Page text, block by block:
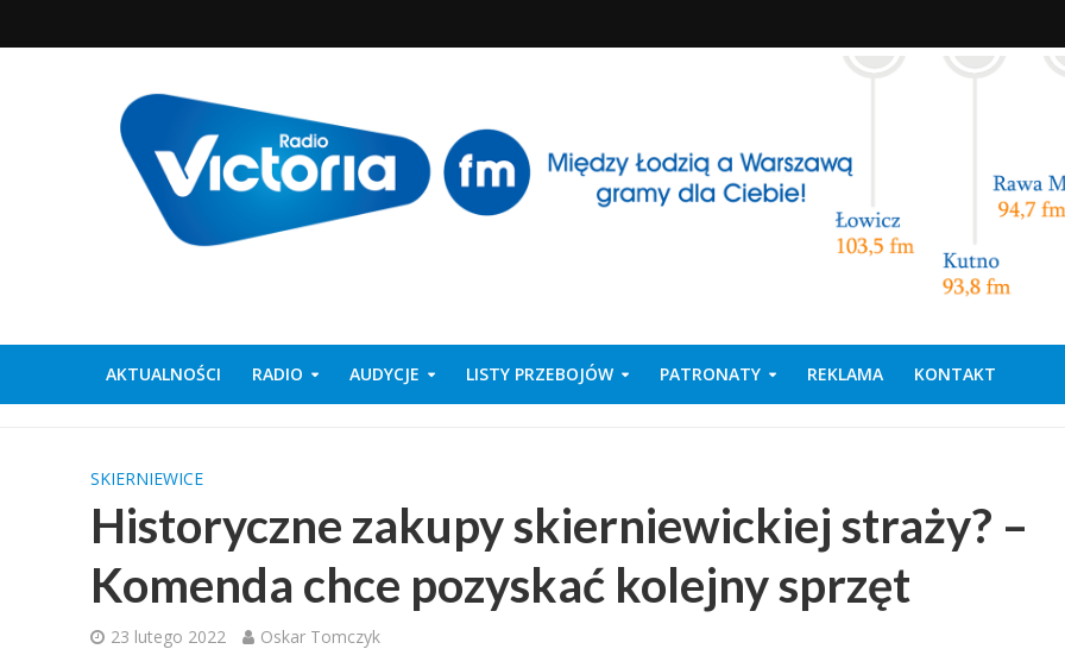
AKTUALNOŚCI RADIO AUDYCJE LISTY PRZEBOJÓW PATRONATY REKLAMA KONTAKT
SKIERNIEWICE
Historyczne zakupy skierniewickiej straży? –
Komenda chce pozyskać kolejny sprzęt
23 lutego 2022 Oskar Tomczyk